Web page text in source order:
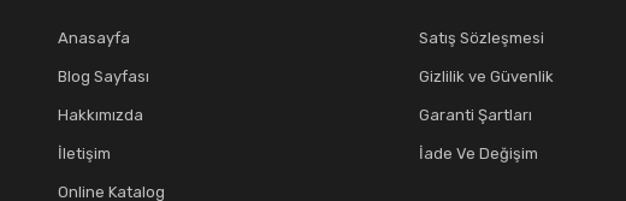
Anasayfa
Blog Sayfası
Hakkımızda
İletişim
Online Katalog
Satış Sözleşmesi
Gizlilik ve Güvenlik
Garanti Şartları
İade Ve Değişim